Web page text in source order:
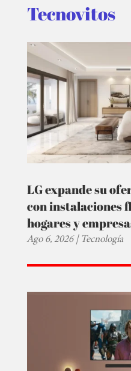
Tecnovitos
LG expande su
con instalaciones
hogares y
Ago 6, 2026|Tecnología